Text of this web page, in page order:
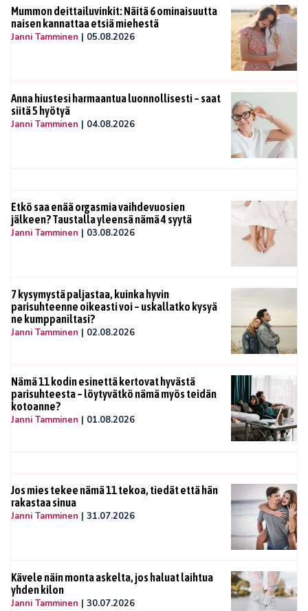
Mummon deittailuvinkit: Näitä 6 ominaisuutta
naisen kannattaa etsiä miehestä
Janni Tamminen | 05.08.2026
Anna hiustesi harmaantua luonnollisesti – saat
siitä 5 hyötyä
Janni Tamminen | 04.08.2026
Etkö saa enää orgasmia vaihdevuosien
jälkeen? Taustalla yleensä nämä 4 syytä
Janni Tamminen | 03.08.2026
7 kysymystä paljastaa, kuinka hyvin
parisuhteenne oikeasti voi – uskallatko kysyä
ne kumppaniltasi?
Janni Tamminen | 02.08.2026
Nämä 11 kodin esinettä kertovat hyvästä
parisuhteesta – löytyvätkö nämä myös teidän
kotoanne?
Janni Tamminen | 01.08.2026
Jos mies tekee nämä 11 tekoa, tiedät että hän
rakastaa sinua
Janni Tamminen | 31.07.2026
Kävele näin monta askelta, jos haluat laihtua
yhden kilon
Janni Tamminen | 30.07.2026